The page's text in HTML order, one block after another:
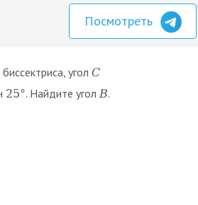
Посмотреть
угол C
25°. Найдите угол B.